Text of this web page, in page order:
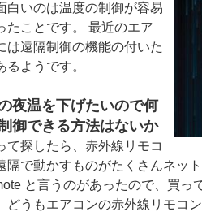
白いのは温度の制御が容易
たことです。 最近のエア
は遠隔制御の機能の付いた
るようです。
夜温を下げたいので何
御できる方法はないか
て探したら、赤外線リモコ
隔で動かすものがたくさんネッ
と言うのがあったので、買っ
どうもエアコンの赤外線リモコ